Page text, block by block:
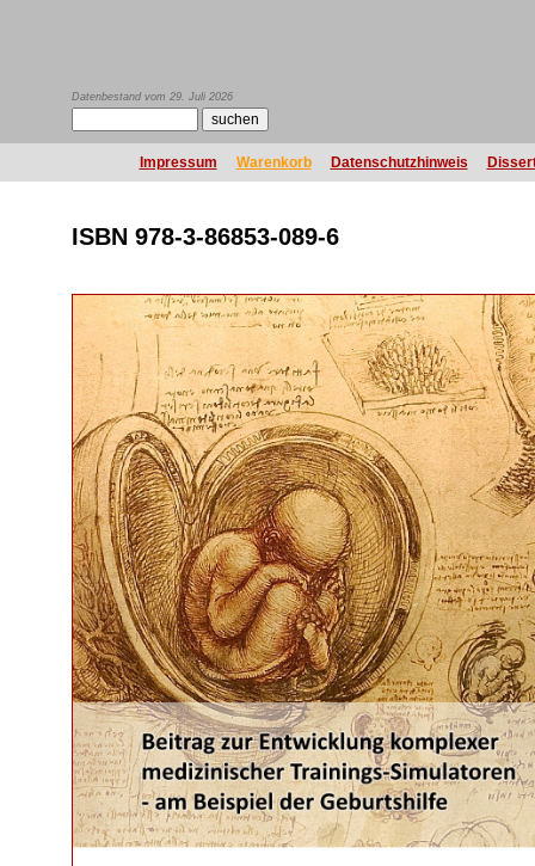
Datenbestand vom 29. Juli 2026
Impressum Warenkorb Datenschutzhinweis
ISBN 978-3-86853-089-6